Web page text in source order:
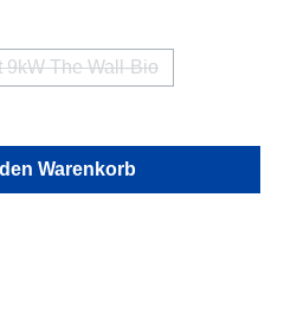
9kW The Wall-Bio
(Diese Option ist zurzeit
Wert ein
den Warenkorb